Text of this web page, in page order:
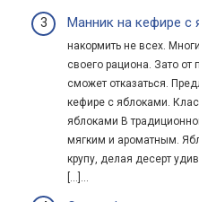
Манник на кефире с
накормить не всех.
своего рациона. Зато от
сможет отказаться.
кефире с яблоками.
яблоками В
мягким и ароматным.
крупу, делая десерт